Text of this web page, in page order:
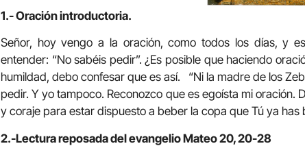
1.- Oración introductoria.
Señor, hoy vengo a la oración, como todos los días, y
entender: “No sabéis pedir”. ¿Es posible que haciendo
humildad, debo confesar que es así. “Ni la madre de los
pedir. Y yo tampoco. Reconozco que es egoísta mi oración.
y coraje para estar dispuesto a beber la copa que Tú ya has
2.-Lectura reposada del evangelio Mateo 20, 20-28